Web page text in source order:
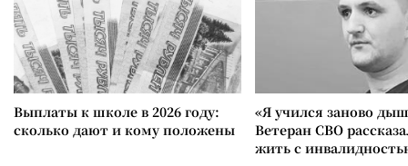
Выплаты к школе в 2026 году:
сколько дают и кому положены
«Я учился заново
Ветеран СВО
жить с